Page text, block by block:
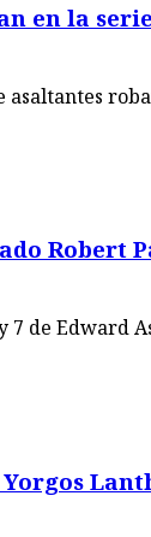
en la serie
Robert
7 de Edward